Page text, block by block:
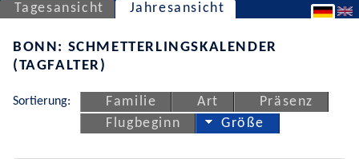
Tagesansicht Jahresansicht
BONN: SCHMETTERLINGSKALENDER
(TAGFALTER)
Sortierung: Familie Art
Präsenz
Flugbeginn
Größe